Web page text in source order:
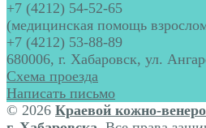
+7 (4212) 54-52-65
(медицинская помощь
+7 (4212) 53-88-89
680006, г. Хабаровск, ул.
Схема проезда
Написать письмо
© 2026 Краевой кожно-